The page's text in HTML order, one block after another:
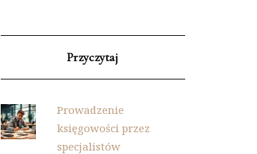
Przyczytaj
Prowadzenie
księgowości przez
specjalistów